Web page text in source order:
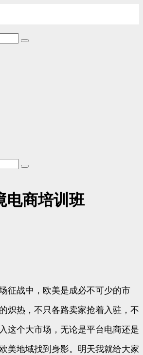
电商培训班
征战中，欧美是成必不可少的市
炽热，不只各路卖家抢着入驻，不
这个大市场，无论是平台电商还是
美地域找到身影。明天我就给大家